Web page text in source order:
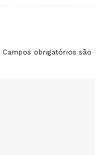
Campos obrigatórios são